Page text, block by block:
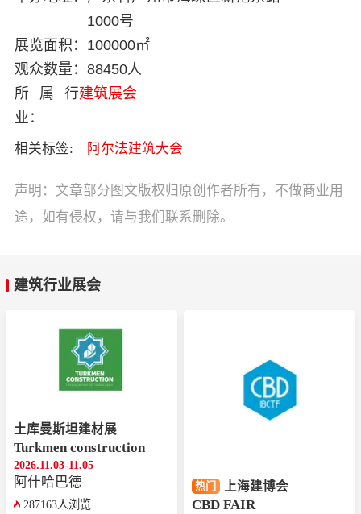
1000号
展览面积： 100000㎡
观众数量： 88450人
所属行
业：
建筑展会
相关标签: 阿尔法建筑大会
声明：文章部分图文版权归原创作者所有，不做商业用
途，如有侵权，请与我们联系删除。
建筑行业展会
土库曼斯坦建材展
Turkmen construction
2026.11.03-11.05
‌‌阿什哈巴德
287163人浏览
热门 上海建博会
CBD FAIR